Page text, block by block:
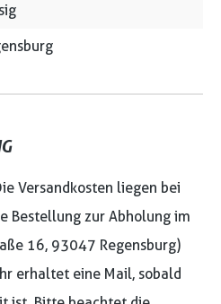
Versandkosten liegen bei
Bestellung zur Abholung im
16, 93047 Regensburg)
erhaltet eine Mail, sobald